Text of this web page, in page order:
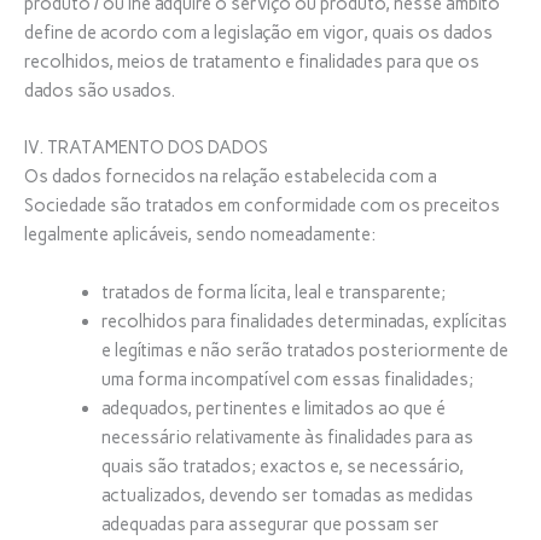
define de acordo com a legislação em vigor, quais os dados
recolhidos, meios de tratamento e finalidades para que os
dados são usados.
IV. TRATAMENTO DOS DADOS
Os dados fornecidos na relação estabelecida com a
Sociedade são tratados em conformidade com os preceitos
legalmente aplicáveis, sendo nomeadamente:
tratados de forma lícita, leal e transparente;
recolhidos para finalidades determinadas, explícitas
e legítimas e não serão tratados posteriormente de
uma forma incompatível com essas finalidades;
adequados, pertinentes e limitados ao que é
necessário relativamente às finalidades para as
quais são tratados; exactos e, se necessário,
actualizados, devendo ser tomadas as medidas
adequadas para assegurar que possam ser